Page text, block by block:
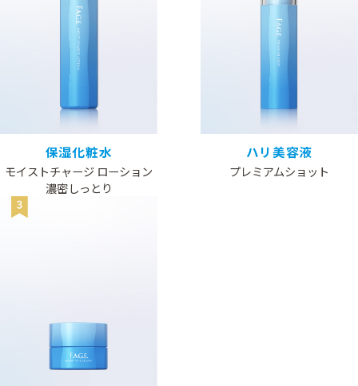
保湿化粧水​
モイストチャージ ローション​
濃密しっとり
ハリ美容液​
プレミアムショット